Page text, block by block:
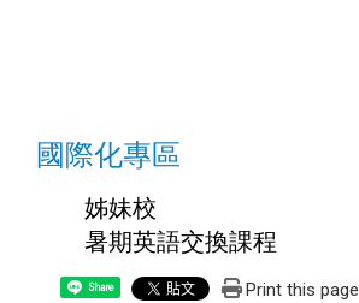
國際化專區
姊妹校
暑期英語交換課程
Share Print this page